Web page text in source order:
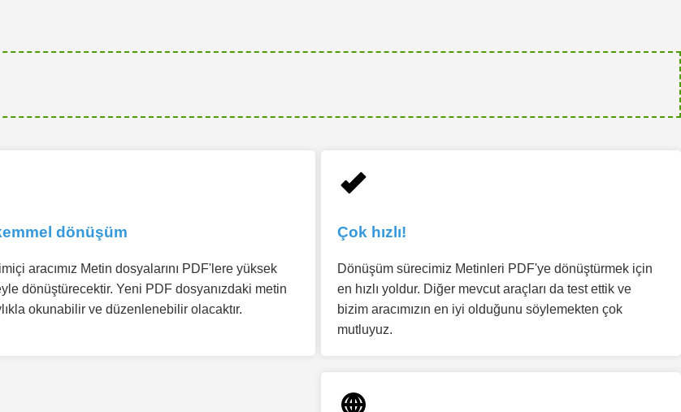
dönüşüm
aracımız Metin dosyalarını PDF'lere yüksek
dönüştürecektir. Yeni PDF dosyanızdaki metin
okunabilir ve düzenlenebilir olacaktır.
Çok hızlı!
Dönüşüm sürecimiz Metinleri PDF'ye dönüştürmek için
en hızlı yoldur. Diğer mevcut araçları da test ettik ve
bizim aracımızın en iyi olduğunu söylemekten çok
mutluyuz.